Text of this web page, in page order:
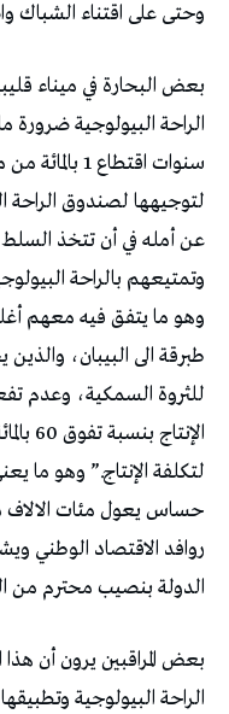
وحتى على اقتناء الشباك
بعض البحارة في ميناء
سنوات
لتوجيهها لصندوق الراحة
عن أمله في أن تتخذ السلط
وتمتيعهم بالراحة
وهو ما يتفق فيه معهم
طبرقة الى البيبان،
للثروة السمكية، وعدم
لتكلفة الإنتاج.” وهو ما
حساس يعول مئات الالاف
روافد الاقتصاد الوطني
الدولة بنصيب محترم من
بعض المراقبين يرون أن
الراحة البيولوجية